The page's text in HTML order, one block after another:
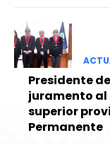
Presidente
juramento al
superior
Permanente